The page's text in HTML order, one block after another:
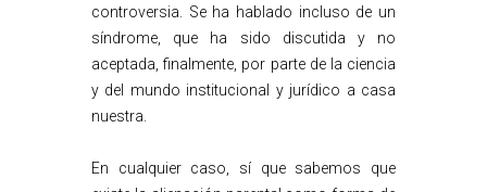
controversia. Se ha hablado incluso de un
síndrome, que ha sido discutida y no
aceptada, finalmente, por parte de la ciencia
y del mundo institucional y jurídico a casa
nuestra.
En cualquier caso, sí que sabemos que